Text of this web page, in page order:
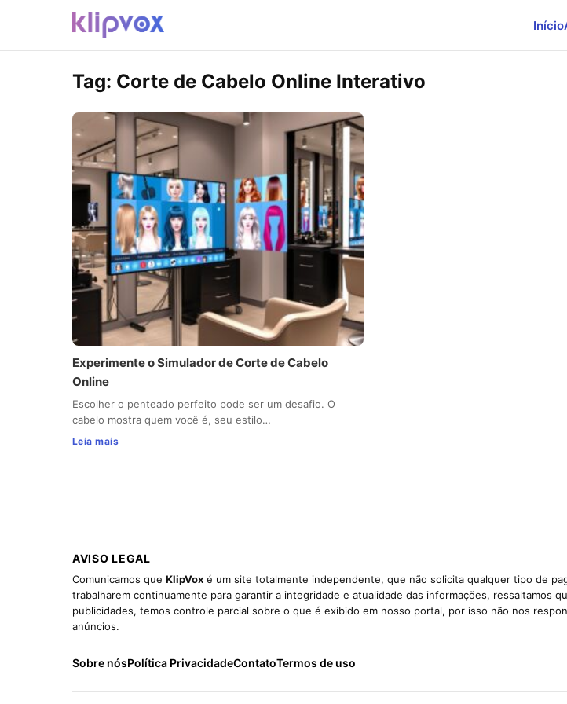
Início
Tag: Corte de Cabelo Online Interativo
Experimente o Simulador de Corte de Cabelo
Online
Escolher o penteado perfeito pode ser um desafio. O
cabelo mostra quem você é, seu estilo…
Leia mais
AVISO LEGAL
Comunicamos que KlipVox é um site totalmente independente, que não solicita qualquer tipo de
trabalharem continuamente para garantir a integridade e atualidade das informações, ressaltamos
publicidades, temos controle parcial sobre o que é exibido em nosso portal, por isso não nos
anúncios.
Sobre nósPolítica PrivacidadeContatoTermos de uso